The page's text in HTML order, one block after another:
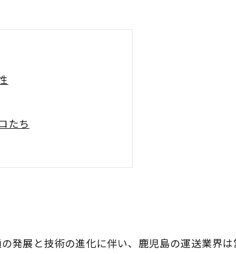
たち
秘訣
に！
発展と技術の進化に伴い、鹿児島の運送業界は